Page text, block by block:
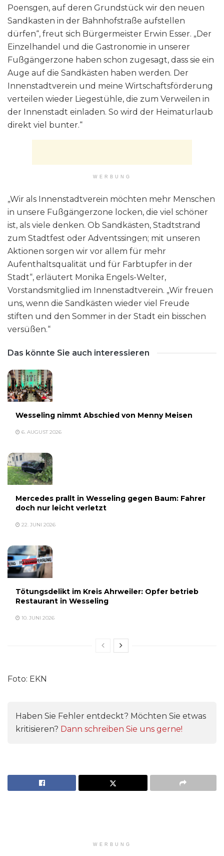
Poensgen, auf deren Grundstück wir den neuen
Sandkasten in der Bahnhofstraße aufstellen
dürfen“, freut sich Bürgermeister Erwin Esser. „Der
Einzelhandel und die Gastronomie in unserer
Fußgängerzone haben schon zugesagt, dass sie ein
Auge auf die Sandkästen haben werden. Der
Innenstadtverein und meine Wirtschaftsförderung
verteilen wieder Liegestühle, die zum Verweilen in
der Innenstadt einladen. So wird der Heimaturlaub
direkt viel bunter.“
WERBUNG
„Wir als Innenstadtverein möchten mehr Menschen
in unsere Fußgängerzone locken, die viel schöner
ist, als viele denken. Ob Sandkästen, Stadtstrand
zum Stadtfest oder Adventssingen; mit unseren
Aktionen sorgen wir vor allem für mehr
Aufenthaltsqualität und für Farbtupfer in der
Stadt“, erläutert Monika Engels-Welter,
Vorstandsmitglied im Innenstadtverein. „Wir freuen
uns, wenn die Sandkästen wieder viel Freude
stiften und den Sommer in der Stadt ein bisschen
versüßen.“
Das könnte Sie auch interessieren
Wesseling nimmt Abschied von Menny Meisen
6. AUGUST 2026
Mercedes prallt in Wesseling gegen Baum: Fahrer
doch nur leicht verletzt
22. JUNI 2026
Tötungsdelikt im Kreis Ahrweiler: Opfer betrieb
Restaurant in Wesseling
10. JUNI 2026
Foto: EKN
Haben Sie Fehler entdeckt? Möchten Sie etwas
kritisieren? Dann schreiben Sie uns gerne!
WERBUNG